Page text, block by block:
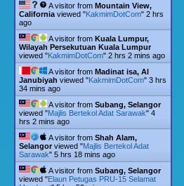
A visitor from Mountain View,
California viewed "KakmimDotCom" 2 hrs
ago
A visitor from Kuala Lumpur,
Wilayah Persekutuan Kuala Lumpur
viewed "KakmimDotCom" 2 hrs 2 mins ago
A visitor from Madinat isa, Al
Janubiyah viewed "KakmimDotCom" 3 hrs
34 mins ago
A visitor from Subang, Selangor
viewed "Majlis Bertekol Adat Sarawak" 4
hrs 2 mins ago
A visitor from Shah Alam,
Selangorviewed "Majlis Bertekol Adat
Sarawak" 5 hrs 18 mins ago
A visitor from Subang, Selangor
viewed "Elaun Petugas PRU-15 Selamat